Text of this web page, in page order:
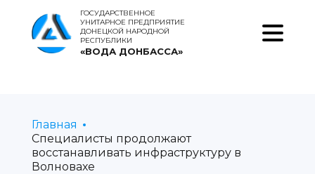
ГОСУДАРСТВЕННОЕ
УНИТАРНОЕ ПРЕДПРИЯТИЕ
ДОНЕЦКОЙ НАРОДНОЙ
РЕСПУБЛИКИ
«ВОДА ДОНБАССА»
Главная
Специалисты продолжают
восстанавливать инфраструктуру в
Волновахе